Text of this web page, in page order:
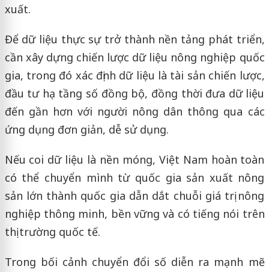
xuất.
Để dữ liệu thực sự trở thành nền tảng phát triển,
cần xây dựng chiến lược dữ liệu nông nghiệp quốc
gia, trong đó xác định dữ liệu là tài sản chiến lược,
đầu tư hạ tầng số đồng bộ, đồng thời đưa dữ liệu
đến gần hơn với người nông dân thông qua các
ứng dụng đơn giản, dễ sử dụng.
Nếu coi dữ liệu là nền móng, Việt Nam hoàn toàn
có thể chuyển mình từ quốc gia sản xuất nông
sản lớn thành quốc gia dẫn dắt chuỗi giá trị nông
nghiệp thông minh, bền vững và có tiếng nói trên
thị trường quốc tế.
Trong bối cảnh chuyển đổi số diễn ra mạnh mẽ